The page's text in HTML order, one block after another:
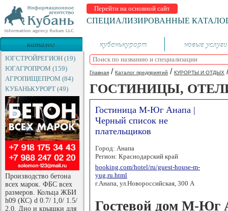
Перейти на основной сайт
СПЕЦИАЛИЗИРОВАННЫЕ
каталог
предприятий
кубанькурорт новые услуги
ЮГСТРОЙРЕГИОН (19)
ЮГАГРОПРОМ (159)
АГРОПИЩЕПРОМ (84)
КУБАНЬКУРОРТ (49)
Производство бетона
всех марок. ФБС всех
размеров. Кольца ЖБИ
h09 (КС) d 0.7/ 1,0/ 1.5/
2,0. Дно и крышки для
Главная / Каталог предприятий / КУРОРТЫ И ОТДЫХ
ГОСТИНИЦЫ,
Гостиница М-Юг Анапа |
Черный список не
плательщиков
Город: Анапа
Регион: Краснодарский край
booking.com/hotel/ru/guest-house-m-
yug.ru.html
г.Анапа, ул.Новороссийская, 300 А
Гостевой дом М-Юг